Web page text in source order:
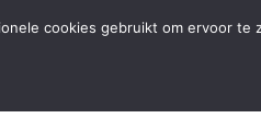
ik beperkt nieuwe zaken aannemen
cookies gebruikt om ervoor